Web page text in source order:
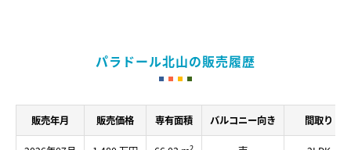
パラドール北山の販売履歴
販売年月 販売価格 専有面積 バルコニー向き 間取り